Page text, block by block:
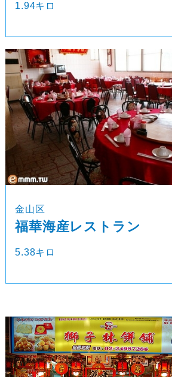
1.94キロ
金山区
福華海産レストラン
5.38キロ